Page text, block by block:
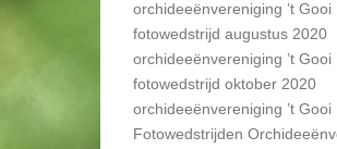
orchideeënvereniging ’t Gooi
fotowedstrijd augustus 2020
orchideeënvereniging ’t Gooi
fotowedstrijd oktober 2020
orchideeënvereniging ’t Gooi
Fotowedstrijden